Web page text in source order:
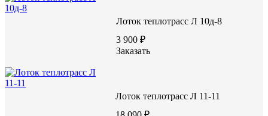
акция
Цену уточняйте у менеджера
Заказать
Лоток теплотрасс Л 10д-8
3 900 ₽
Заказать
Лоток теплотрасс Л 11-11